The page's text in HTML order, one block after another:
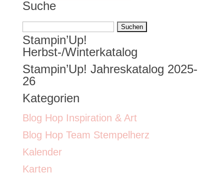
Suche
Suchen
nach:
Stampin’Up!
Herbst-/Winterkatalog
Stampin’Up! Jahreskatalog 2025-
26
Kategorien
Blog Hop Inspiration & Art
Blog Hop Team Stempelherz
Kalender
Karten